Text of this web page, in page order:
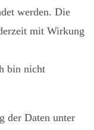
werden. Die
mit Wirkung
bin nicht
der Daten unter